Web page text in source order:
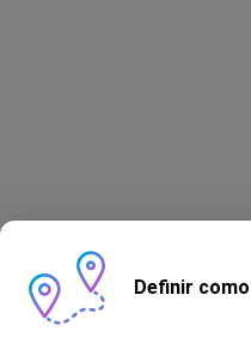
Definir